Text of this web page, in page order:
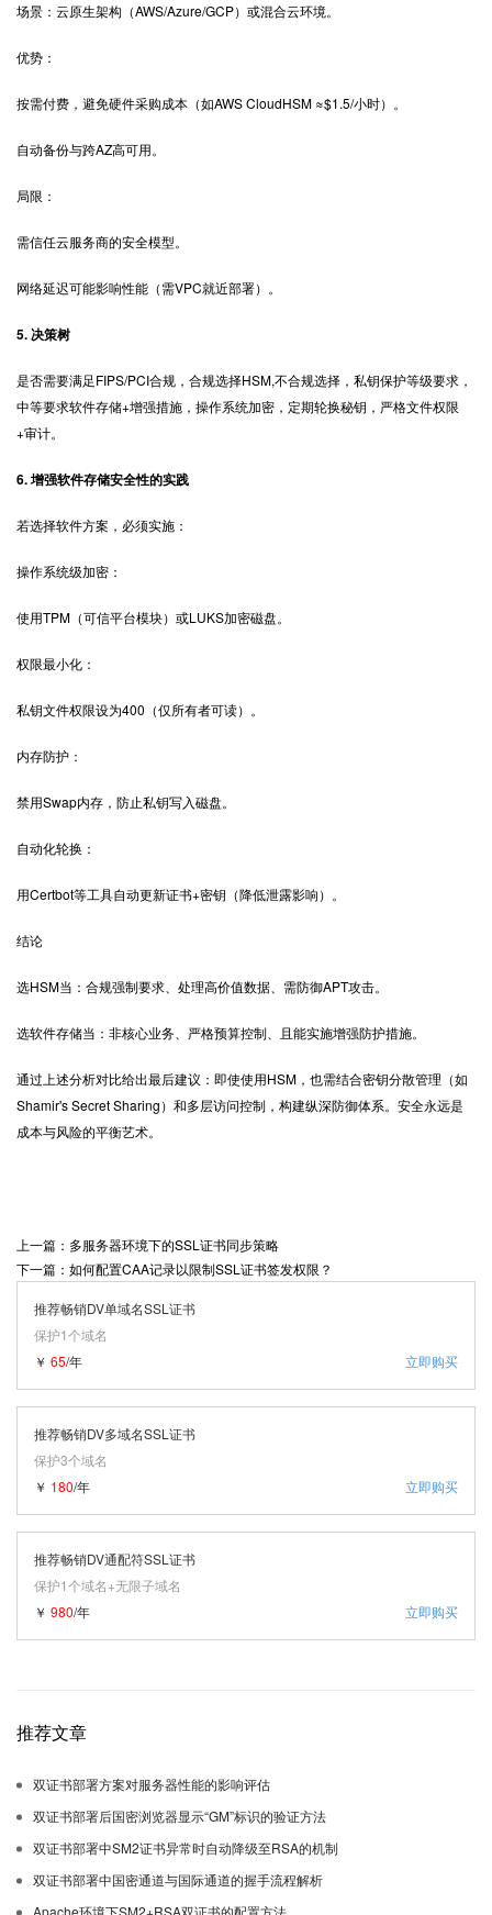
场景：云原生架构（AWS/Azure/GCP）或混合云环境。
优势：
按需付费，避免硬件采购成本（如AWS CloudHSM ≈$1.5/小时）。
自动备份与跨AZ高可用。
局限：
需信任云服务商的安全模型。
网络延迟可能影响性能（需VPC就近部署）。
5. 决策树
是否需要满足FIPS/PCI合规，合规选择HSM,不合规选择，私钥保护等级要求，
中等要求软件存储+增强措施，操作系统加密，定期轮换秘钥，严格文件权限
+审计。
6. 增强软件存储安全性的实践
若选择软件方案，必须实施：
操作系统级加密：
使用TPM（可信平台模块）或LUKS加密磁盘。
权限最小化：
私钥文件权限设为400（仅所有者可读）。
内存防护：
禁用Swap内存，防止私钥写入磁盘。
自动化轮换：
用Certbot等工具自动更新证书+密钥（降低泄露影响）。
结论
选HSM当：合规强制要求、处理高价值数据、需防御APT攻击。
选软件存储当：非核心业务、严格预算控制、且能实施增强防护措施。
通过上述分析对比给出最后建议：即使使用HSM，也需结合密钥分散管理（如
Shamir's Secret Sharing）和多层访问控制，构建纵深防御体系。安全永远是
成本与风险的平衡艺术。
上一篇：多服务器环境下的SSL证书同步策略
下一篇：如何配置CAA记录以限制SSL证书签发权限？
推荐畅销DV单域名SSL证书
保护1个域名
立即购买
￥ 65/年
推荐畅销DV多域名SSL证书
保护3个域名
立即购买
￥ 180/年
推荐畅销DV通配符SSL证书
保护1个域名+无限子域名
立即购买
￥ 980/年
推荐文章
双证书部署方案对服务器性能的影响评估
双证书部署后国密浏览器显示“GM”标识的验证方法
双证书部署中SM2证书异常时自动降级至RSA的机制
双证书部署中国密通道与国际通道的握手流程解析
Apache环境下SM2+RSA双证书的配置方法